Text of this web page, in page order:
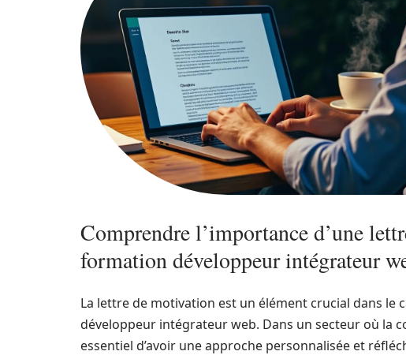
Comprendre l’importance d’une
formation développeur intégrateur
La lettre de motivation est un élément crucial dans
développeur intégrateur web. Dans un secteur où la
essentiel d’avoir une approche personnalisée et